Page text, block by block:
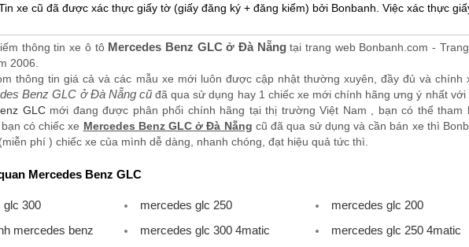
xe cũ đã được xác thực giấy tờ (giấy đăng ký + đăng kiểm) bởi Bonbanh. Việc xác thực
thông tin xe ô tô Mercedes Benz GLC ở Đà Nẵngtại trang web Bonbanh.com -
2006.
thông tin giá cả và các mẫu xe mới luôn được cập nhật thường xuyên, đầy đủ và
Benz GLC ở Đà Nẵng cũđã qua sử dụng hay 1 chiếc xe mới chính hãng ưng ý nhất
GLCmới đang được phân phối chính hãng tại thị trường Việt Nam , bạn có thể tham
có chiếc xe Mercedes Benz GLC ở Đà Nẵng cũ đã qua sử dụng và cần bán xe thì
phí ) chiếc xe của mình dễ dàng, nhanh chóng, đạt hiệu quả tức thì.
Mercedes Benz GLC
glc 300 mercedes glc 250 mercedes glc 200
mercedes benz
mercedes glc 300 4matic mercedes glc 250 4matic